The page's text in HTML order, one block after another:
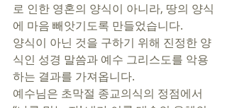
로 인한 영혼의 양식이 아니라, 땅의 양식
에 마음 빼앗기도록 만들었습니다.
양식이 아닌 것을 구하기 위해 진정한 양
식인 성경 말씀과 예수 그리스도를 악용
하는 결과를 가져옵니다.
예수님은 초막절 종교의식의 정점에서